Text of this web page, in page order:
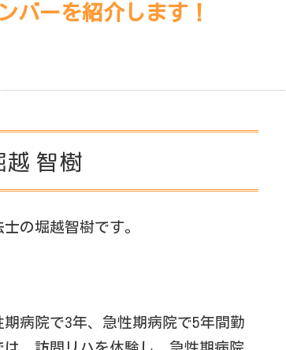
バーを紹介します！
智樹
の堀越智樹です。
病院で3年、急性期病院で5年間勤